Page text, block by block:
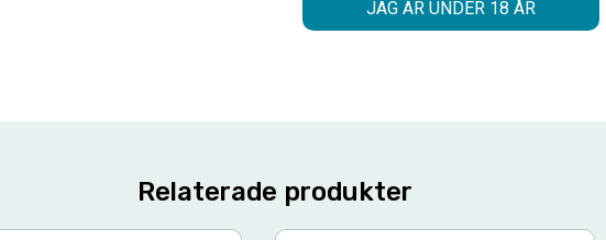
Relaterade produkter
JAG ÄR UNDER 18 ÅR